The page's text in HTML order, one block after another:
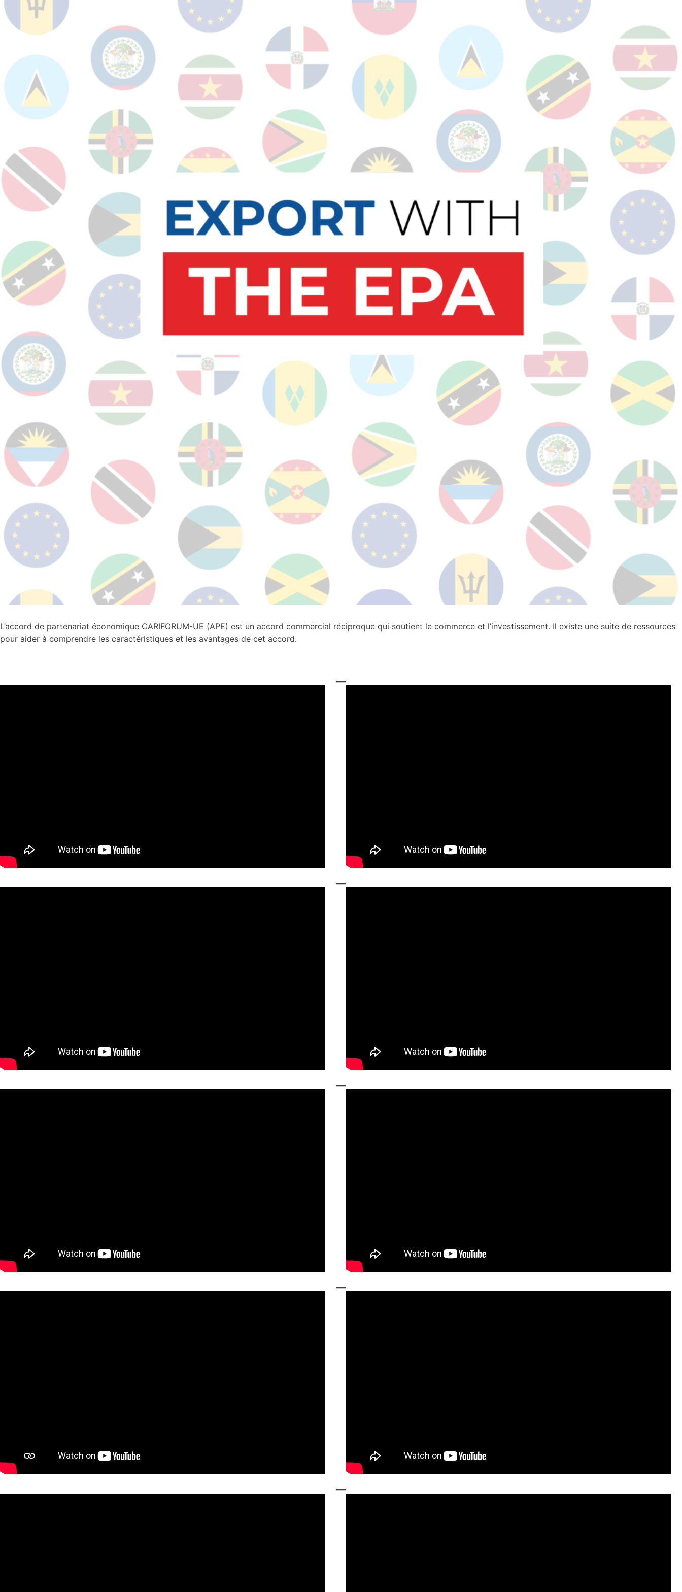
L’accord de partenariat économique CARIFORUM-UE (APE) est un accord commercial réciproque qui soutient le commerce et l’investissement. Il existe une suite de ressources
pour aider à comprendre les caractéristiques et les avantages de cet accord.